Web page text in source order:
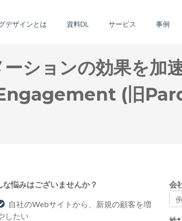
デザインとは 資料DL サービス 事例
ションの効果を加
(旧
な悩みはございませんか？
自社のWebサイトから、新規の顧客を増
したい
会